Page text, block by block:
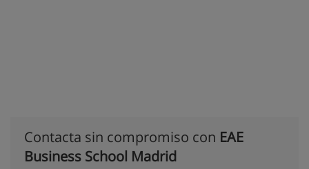
Contacta sin compromiso con EAE
Business School Madrid